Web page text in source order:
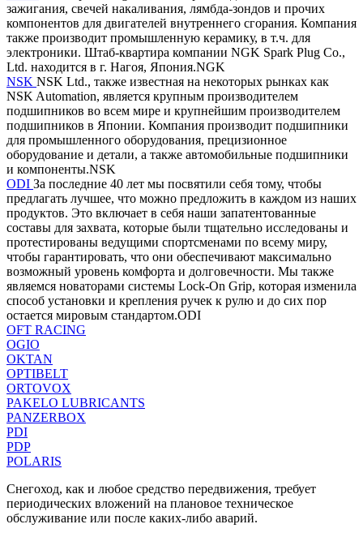
зажигания, свечей накаливания, лямбда-зондов и прочих
компонентов для двигателей внутреннего сгорания. Компания
также производит промышленную керамику, в т.ч. для
электроники. Штаб-квартира компании NGK Spark Plug Co.,
Ltd. находится в г. Нагоя, Япония.NGK
NSK NSK Ltd., также известная на некоторых рынках как
NSK Automation, является крупным производителем
подшипников во всем мире и крупнейшим производителем
подшипников в Японии. Компания производит подшипники
для промышленного оборудования, прецизионное
оборудование и детали, а также автомобильные подшипники
и компоненты.NSK
ODI За последние 40 лет мы посвятили себя тому, чтобы
предлагать лучшее, что можно предложить в каждом из наших
продуктов. Это включает в себя наши запатентованные
составы для захвата, которые были тщательно исследованы и
протестированы ведущими спортсменами по всему миру,
чтобы гарантировать, что они обеспечивают максимально
возможный уровень комфорта и долговечности. Мы также
являемся новаторами системы Lock-On Grip, которая изменила
способ установки и крепления ручек к рулю и до сих пор
остается мировым стандартом.ODI
OFT RACING
OGIO
OKTAN
OPTIBELT
ORTOVOX
PAKELO LUBRICANTS
PANZERBOX
PDI
PDP
POLARIS
Снегоход, как и любое средство передвижения, требует
периодических вложений на плановое техническое
обслуживание или после каких-либо аварий.